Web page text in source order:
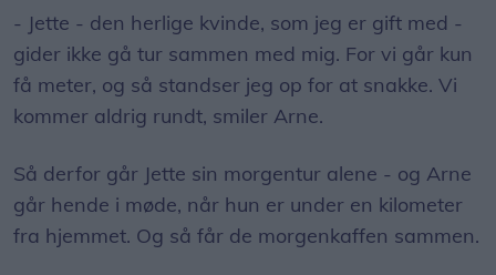
- Jette - den herlige kvinde, som jeg er gift med -
gider ikke gå tur sammen med mig. For vi går kun
få meter, og så standser jeg op for at snakke. Vi
kommer aldrig rundt, smiler Arne.
Så derfor går Jette sin morgentur alene - og Arne
går hende i møde, når hun er under en kilometer
fra hjemmet. Og så får de morgenkaffen sammen.